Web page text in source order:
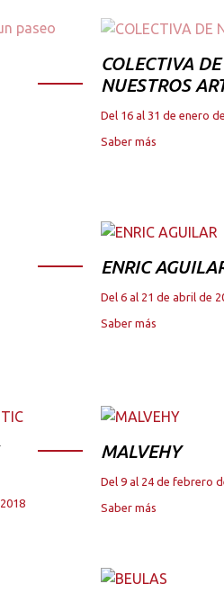
COLECTIVA DE
NUESTROS
Del 16 al 31 de enero
Saber más
ENRIC
Del 6 al 21 de abril de
Saber más
MALVEHY
Del 9 al 24 de febrero
Saber más